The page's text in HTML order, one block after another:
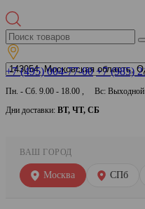
+7 (495) 004-77-00 +7 (985)
Пн. - Сб. 9.00 - 18.00 , Вс: Выходной
Дни доставки: ВТ, ЧТ, СБ
ВАШ ГОРОД
Москва СПб